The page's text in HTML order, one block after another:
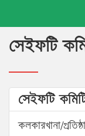
সেইফটি
সেইফটি
কলকারখানা/